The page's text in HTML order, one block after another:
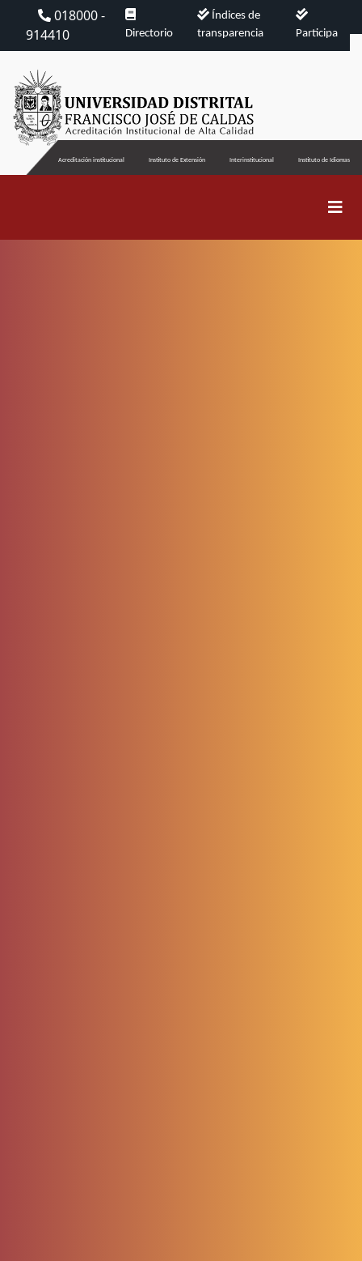
018000 -
914410
Directorio
Índices de
transparencia
Participa
Acreditación institucional Instituto de Extensión Interinstitucional Instituto de Idiomas